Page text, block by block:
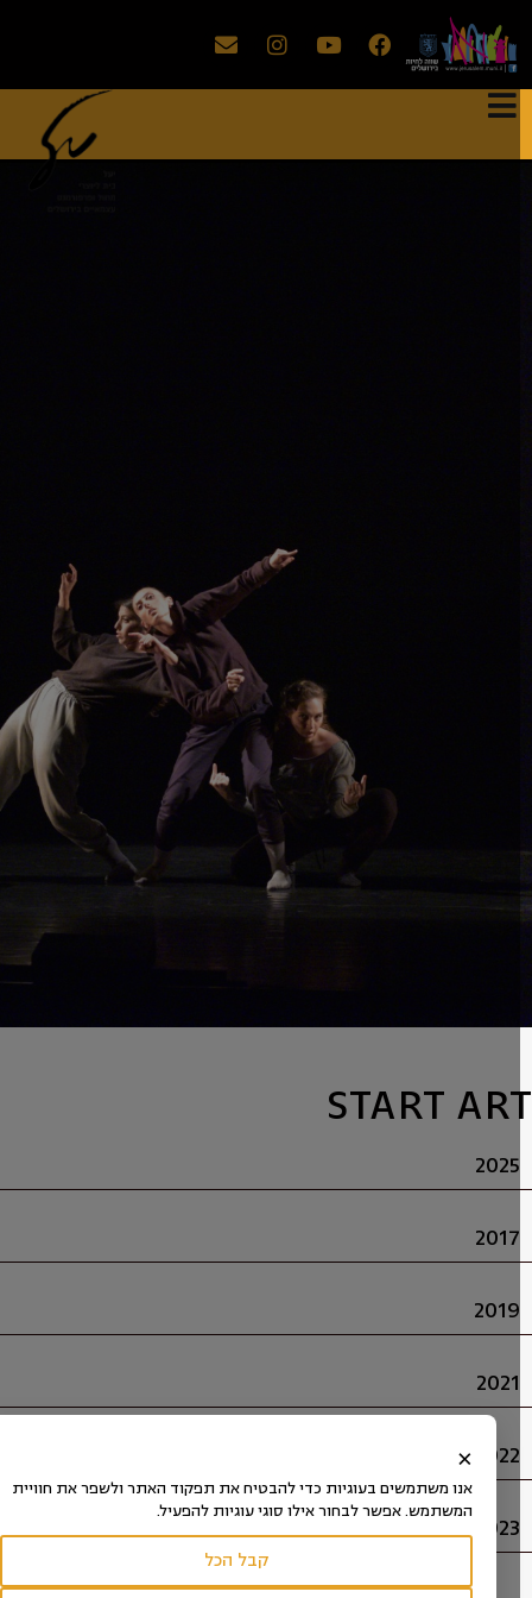
START
2025
2017
2019
2021
2022
2023
×
אנו משתמשים בעוגיות כדי להבטיח את תפקוד האתר ולשפר את חוויית
המשתמש. אפשר לבחור אילו סוגי עוגיות להפעיל.
קבל הכל